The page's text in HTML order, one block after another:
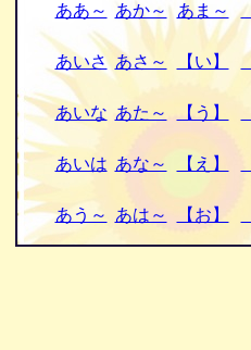
ああ～ あか～ あま～
あいさ あさ～ 【い】
あいな あた～ 【う】
あいは あな～ 【え】
あう～ あは～ 【お】